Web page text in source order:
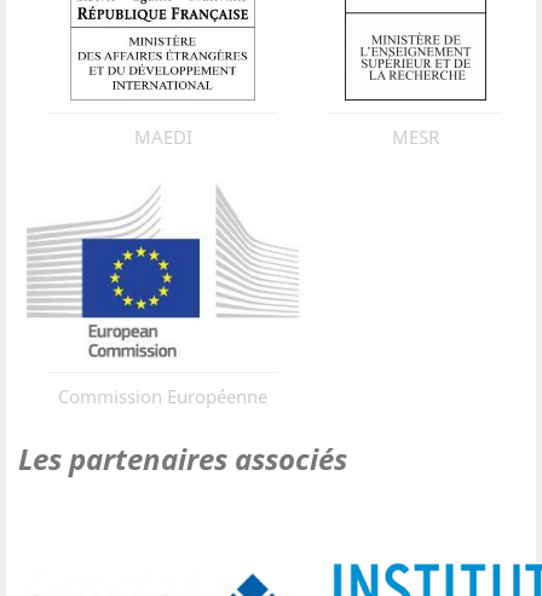
MAEDI MESR
Commission Européenne
Les partenaires associés